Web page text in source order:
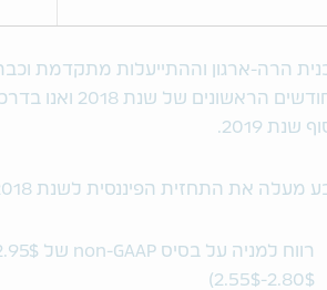
שנת 2019.
מעלה את התחזית הפיננסית לשנת 2018:
2.80$-2.55$)